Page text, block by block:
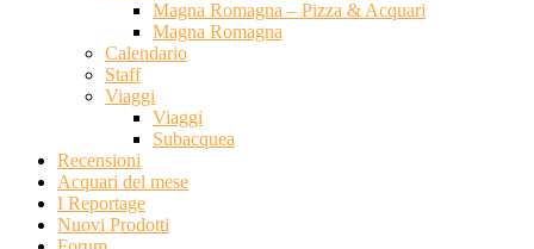
Magna Romagna – Pizza & Acquari
Magna Romagna
Calendario
Staff
Viaggi
Viaggi
Subacquea
Recensioni
Acquari del mese
I Reportage
Nuovi Prodotti